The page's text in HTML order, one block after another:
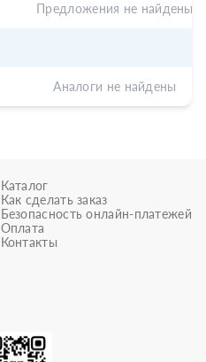
Предложения не найдены
Аналоги не найдены
Каталог
Как сделать заказ
Безопасность онлайн-платежей
Оплата
Контакты